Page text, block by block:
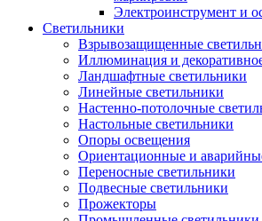
Электроинструмент и
Светильники
Взрывозащищенные
Иллюминация и
Ландшафтные светильники
Линейные светильники
Настенно-потолочные
Настольные светильники
Опоры освещения
Ориентационные и
Переносные светильники
Подвесные светильники
Прожекторы